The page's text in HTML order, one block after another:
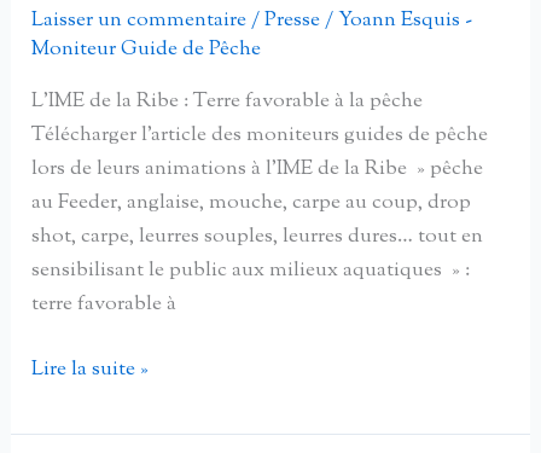
édition
de
Laisser un commentaire/Presse/Yoann Esquis -
Moniteur Guide de Pêche
L’IME de la Ribe : Terre favorable à la pêche
Télécharger l’article des moniteurs guides de pêche
lors de leurs animations à l’IME de la Ribe » pêche
au Feeder, anglaise, mouche, carpe au coup, drop
shot, carpe, leurres souples, leurres dures… tout en
sensibilisant le public aux milieux aquatiques » :
terre favorable à
L’IME
la
Lire la suite »